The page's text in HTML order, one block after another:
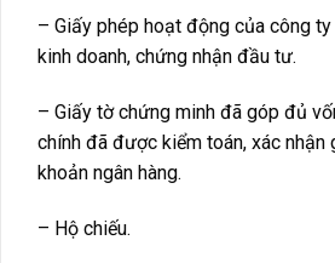
– Giấy phép hoạt động của công
kinh doanh, chứng nhận đầu tư.
– Giấy tờ chứng minh đã góp đủ
chính đã được kiểm toán, xác nhận
khoản ngân hàng.
– Hộ chiếu.